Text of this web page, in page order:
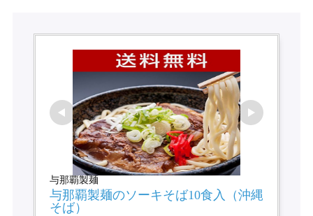
与那覇製麺
与那覇製麺のソーキそば10食入（沖縄
そば）